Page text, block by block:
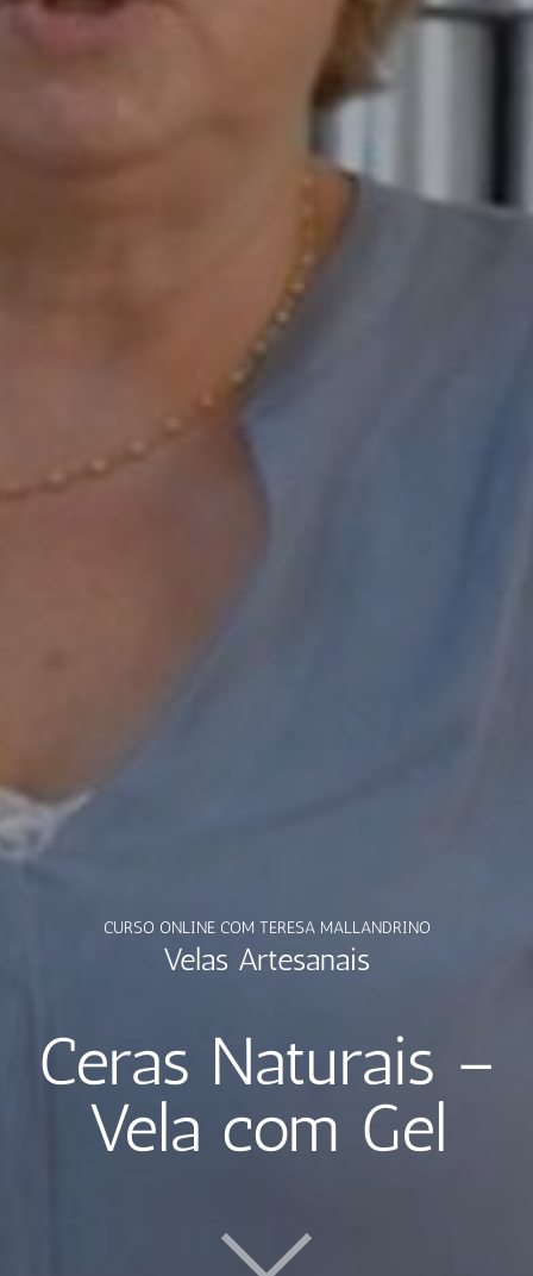
CURSO ONLINE COM TERESA MALLANDRINO
Velas Artesanais
Ceras Naturais –
Vela com Gel